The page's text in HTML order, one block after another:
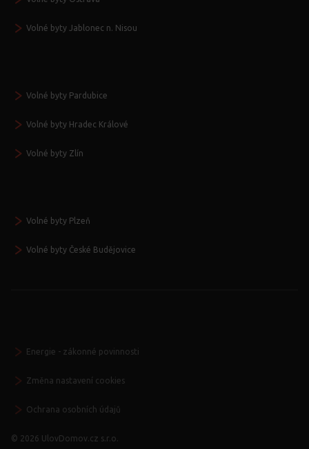
Volné byty Jablonec n. Nisou
Volné byty Pardubice
Volné byty Hradec Králové
Volné byty Zlín
Volné byty Plzeň
Volné byty České Budějovice
Energie - zákonné povinnosti
Změna nastavení cookies
Ochrana osobních údajů
© 2026 UlovDomov.cz s.r.o.